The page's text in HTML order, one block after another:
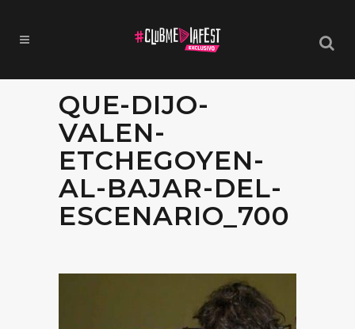
QUE-DIJO-
VALEN-
ETCHEGOYEN-
AL-BAJAR-DEL-
ESCENARIO_700